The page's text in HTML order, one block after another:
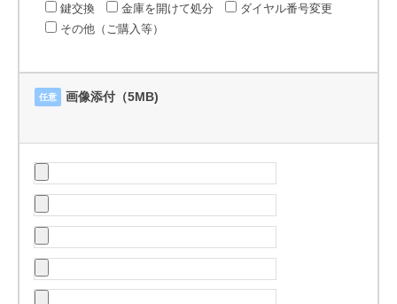
鍵交換
金庫を開けて処分
ダイヤル番号変更
その他（ご購入等）
任意 画像添付（5MB)